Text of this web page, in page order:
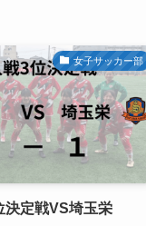
女子サッカー部
決定戦VS埼玉栄